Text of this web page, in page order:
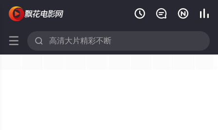
   
 